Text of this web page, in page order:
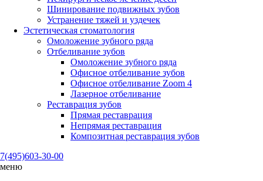
Шинирование подвижных зубов
Устранение тяжей и уздечек
Эстетическая стоматология
Омоложение зубного ряда
Отбеливание зубов
Омоложение зубного ряда
Офисное отбеливание зубов
Офисное отбеливание Zoom 4
Лазерное отбеливание
Реставрация зубов
Прямая реставрация
Непрямая реставрация
Композитная реставрация зубов
7(495)603-30-00
меню